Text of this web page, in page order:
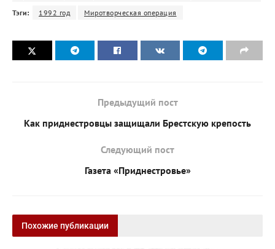
Тэги:
1992 год Миротворческая операция
Предыдущий пост
Как приднестровцы защищали Брестскую крепость
Следующий пост
Газета «Приднестровье»
Похожие публикации